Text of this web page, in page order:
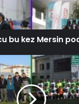
bu kez Mersin